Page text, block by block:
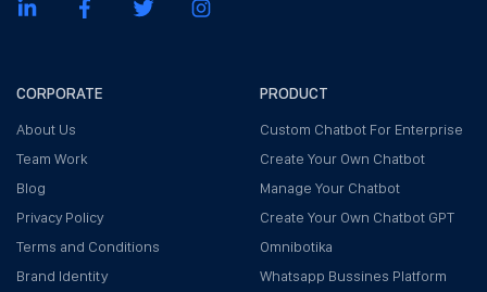
CORPORATE
About Us
Team Work
Blog
Privacy Policy
Terms and Conditions
Brand Identity
PRODUCT
Custom Chatbot For Enterprise
Create Your Own Chatbot
Manage Your Chatbot
Create Your Own Chatbot GPT
Omnibotika
Whatsapp Bussines Platform